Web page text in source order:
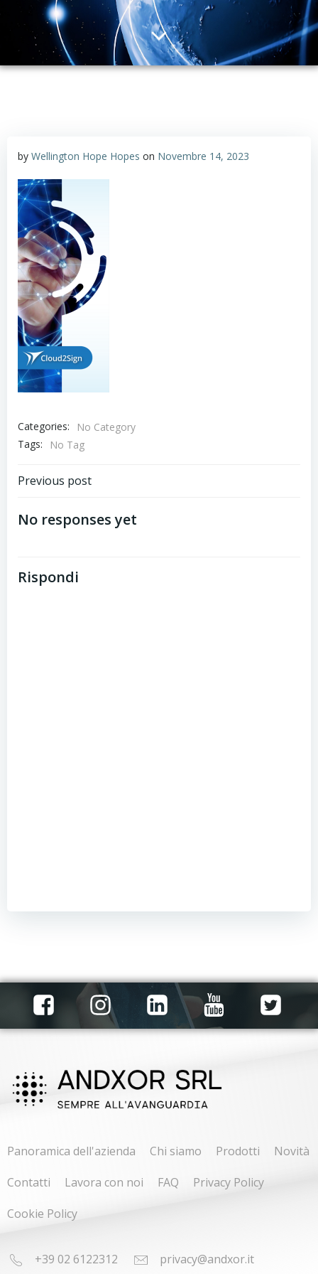
by Wellington Hope Hopes on Novembre 14, 2023
Categories:
No Category
Tags:
No Tag
Post
navigation
Previous post
No responses yet
Rispondi
Panoramica dell'azienda Chi siamo Prodotti
Novità
Contatti
Lavora con noi FAQ
Privacy Policy
Cookie Policy
+39 02 6122312 privacy@andxor.it